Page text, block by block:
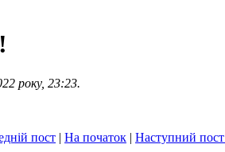
року, 23:23.
пост | На початок | Наступний пост